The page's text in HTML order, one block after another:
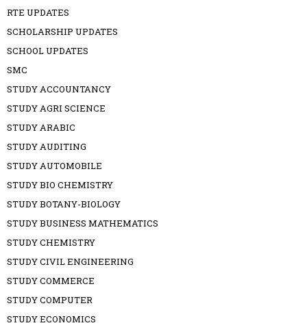
RTE UPDATES
SCHOLARSHIP UPDATES
SCHOOL UPDATES
SMC
STUDY ACCOUNTANCY
STUDY AGRI SCIENCE
STUDY ARABIC
STUDY AUDITING
STUDY AUTOMOBILE
STUDY BIO CHEMISTRY
STUDY BOTANY-BIOLOGY
STUDY BUSINESS MATHEMATICS
STUDY CHEMISTRY
STUDY CIVIL ENGINEERING
STUDY COMMERCE
STUDY COMPUTER
STUDY ECONOMICS